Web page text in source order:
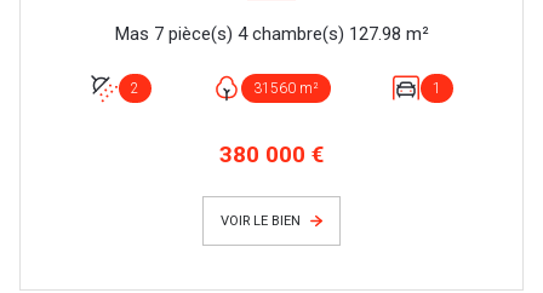
Mas 7 pièce(s) 4 chambre(s) 127.98 m²
2 31560 m² 1
380 000 €
VOIR LE BIEN